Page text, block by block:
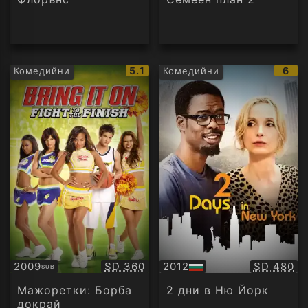
Комедийни
IMDb
рейтинг:
5.1
2009SUB
Субтитри Качество:
SD 360
Мажоретки: Борба
докрай
Комедийни 6
2012
БГ
аудио
SD 480
2 дни в Ню Йорк